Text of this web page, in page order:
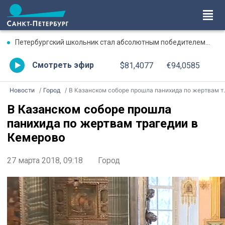
Петербургский школьник стал абсолютным победителем Международной олимпиады по ИИ
Смотреть эфир $81,4077 €94,0585
Новости Город В Казанском соборе прошла панихида по жертвам трагедии в Кемерово
В Казанском соборе прошла
панихида по жертвам трагедии в
Кемерово
27 марта 2018, 09:18 Город